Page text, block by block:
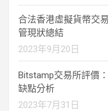
合法香港虛擬貨幣交
管現狀總結
2023年9月20日
Bitstamp交易所評價
缺點分析
2023年7月31日